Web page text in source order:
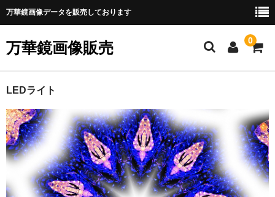
万華鏡画像データを販売しております
万華鏡画像販売 0
ホーム
ショップのご案内
Webマニュアル
新規会員登録
万華鏡画像の購入
LEDライト